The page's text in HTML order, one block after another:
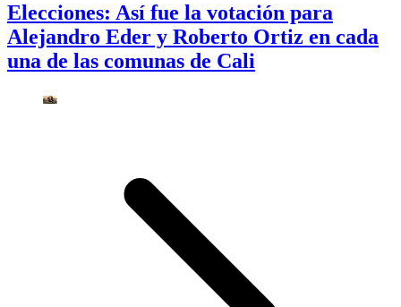
Elecciones: Así fue la votación para
Alejandro Eder y Roberto Ortiz en cada
una de las comunas de Cali